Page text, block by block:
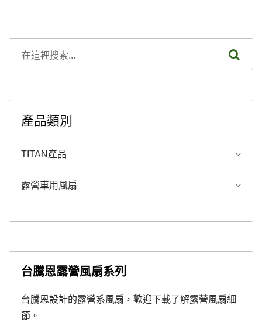
產品類別
TITAN產品
露營車用風扇
台騰恩露營風扇系列
台騰恩設計的露營系風扇，歡迎下載了解露營風扇細
節。